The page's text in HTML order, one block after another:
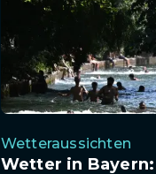
Wetteraussichten
Wetter in